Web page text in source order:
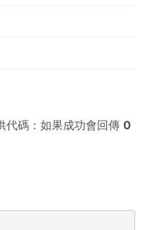
代碼：如果成功會回傳 0